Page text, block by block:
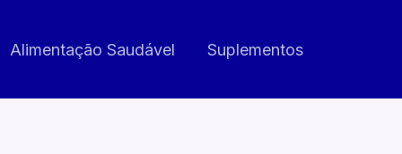
Alimentação Saudável Suplementos